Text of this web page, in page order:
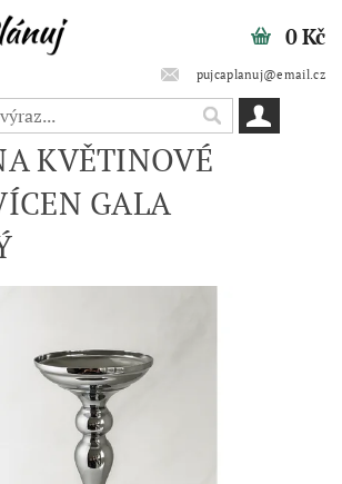
pujcaplanuj@email.cz
0 Kč
KVĚTINOVÉ
GALA